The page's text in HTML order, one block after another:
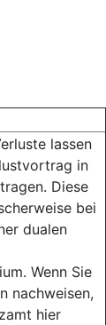
lassen
in
Diese
bei
dualen
Wenn Sie
nachweisen,
hier